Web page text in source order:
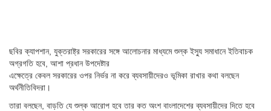
ছবির ক্যাপশান, যুক্তরাষ্ট্র সরকারের সঙ্গে আলোচনার মাধ্যমে শুল্ক ইস্যু সমাধানে ইতিবাচক
অগ্রগতি হবে, আশা প্রধান উপদেষ্টার
এক্ষেত্রে কেবল সরকারের ওপর নির্ভর না করে ব্যবসায়ীদেরও ভূমিকা রাখার কথা বলছেন
অর্থনীতিবিদরা।
তারা বলছেন, বাড়তি যে শুল্ক আরোপ হবে তার কত অংশ বাংলাদেশের ব্যবসায়ীদের দিতে হবে